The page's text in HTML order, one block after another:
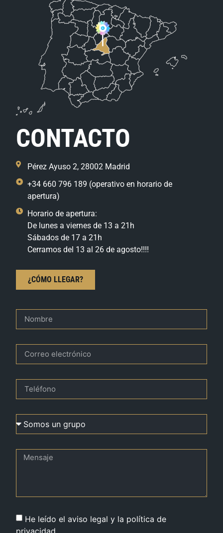
CONTACTO
Pérez Ayuso 2, 28002 Madrid
+34 660 796 189 (operativo en horario de
apertura)
Horario de apertura:
De lunes a viernes de 13 a 21h
Sábados de 17 a 21h
Cerramos del 13 al 26 de agosto!!!!
¿CÓMO LLEGAR?
He leído el aviso legal y la política de
privacidad